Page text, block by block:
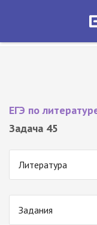
ЕГЭ по
Задача 45
Литература
Задания